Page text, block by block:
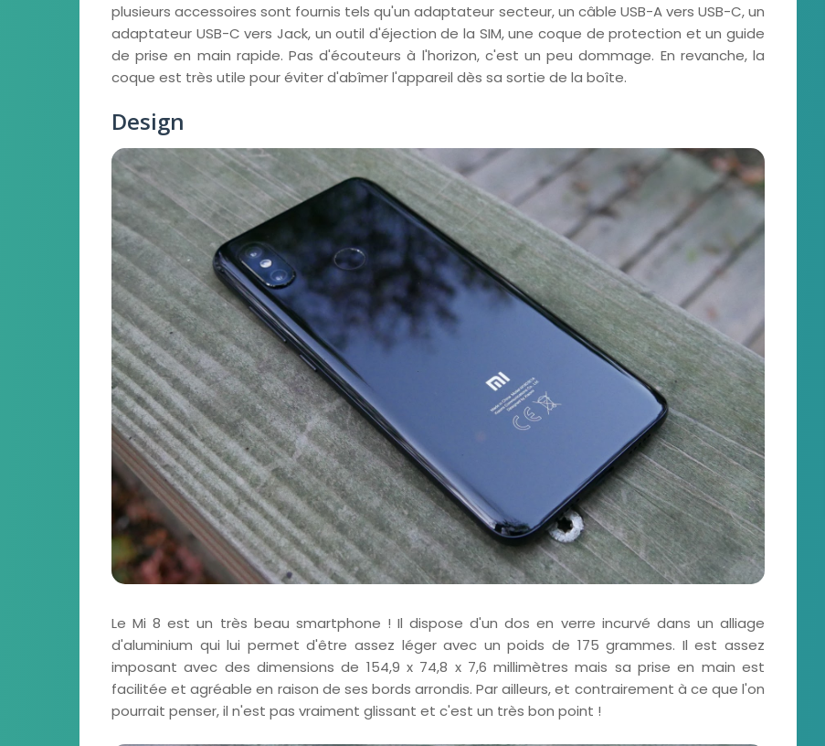
plusieurs accessoires sont fournis tels qu'un adaptateur secteur, un câble USB-A vers USB-C, un
adaptateur USB-C vers Jack, un outil d'éjection de la SIM, une coque de protection et un guide
de prise en main rapide. Pas d'écouteurs à l'horizon, c'est un peu dommage. En revanche, la
coque est très utile pour éviter d'abîmer l'appareil dès sa sortie de la boîte.
Design
Le Mi 8 est un très beau smartphone ! Il dispose d'un dos en verre incurvé dans un alliage
d'aluminium qui lui permet d'être assez léger avec un poids de 175 grammes. Il est assez
imposant avec des dimensions de 154,9 x 74,8 x 7,6 millimètres mais sa prise en main est
facilitée et agréable en raison de ses bords arrondis. Par ailleurs, et contrairement à ce que l'on
pourrait penser, il n'est pas vraiment glissant et c'est un très bon point !